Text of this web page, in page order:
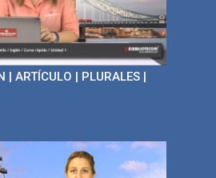
| ARTÍCULO | PLURALES |